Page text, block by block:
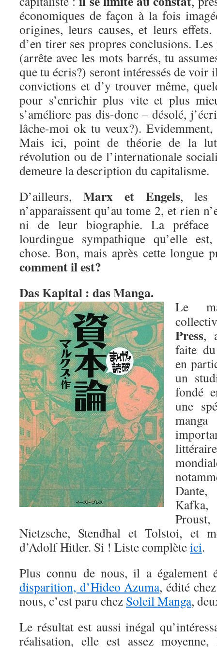
économiques de façon à la fois
origines, leurs causes, et leurs
d’en tirer ses propres conclusions.
(arrête avec les mots barrés, tu
que tu écris?) seront intéressés de voir
convictions et d’y trouver même,
pour s’enrichir plus vite et plus
s’améliore pas dis-donc – désolé,
lâche-moi ok tu veux?).
Mais ici, point de théorie de la
révolution ou de l’internationale
demeure la description du capitalisme.
D’ailleurs, Marx et Engels, les
n’apparaissent qu’au tome 2, et rien
ni de leur biographie. La préface
lourdingue sympathique qu’elle
chose. Bon, mais après cette longue
comment il est?
Das Kapital : das Manga.
Le
Press,
faite
en
un
fondé
une
Dante,
Nietzsche, Stendhal et Tolstoi, et
d’Adolf Hitler. Si ! Liste complèteici.
Plus connu de nous, il a
disparition, d’Hideo Azuma, édité
nous, c’est paru chez Soleil Manga,
Le résultat est aussi inégal
réalisation, elle est assez